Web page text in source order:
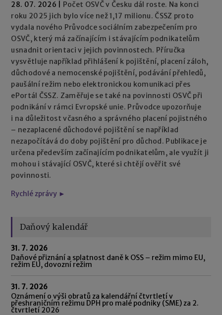
28. 07. 2026
Počet OSVČ v Česku dál roste. Na konci
roku 2025 jich bylo více než 1,17 milionu. ČSSZ proto
vydala nového Průvodce sociálním zabezpečením pro
OSVČ, který má začínajícím i stávajícím podnikatelům
usnadnit orientaci v jejich povinnostech. Příručka
vysvětluje například přihlášení k pojištění, placení záloh,
důchodové a nemocenské pojištění, podávání přehledů,
paušální režim nebo elektronickou komunikaci přes
ePortál ČSSZ. Zaměřuje se také na povinnosti OSVČ při
podnikání v rámci Evropské unie. Průvodce upozorňuje
i na důležitost včasného a správného placení pojistného
– nezaplacené důchodové pojištění se například
nezapočítává do doby pojištění pro důchod. Publikace je
určena především začínajícím podnikatelům, ale využít ji
mohou i stávající OSVČ, které si chtějí ověřit své
povinnosti.
Rychlé zprávy ►
Daňový kalendář
31. 7. 2026
Daňové přiznání a splatnost daně k OSS – režim mimo EU,
režim EU, dovozní režim
31. 7. 2026
Oznámení o výši obratů za kalendářní čtvrtletí v
přeshraničním režimu DPH pro malé podniky (SME) za 2.
čtvrtletí 2026